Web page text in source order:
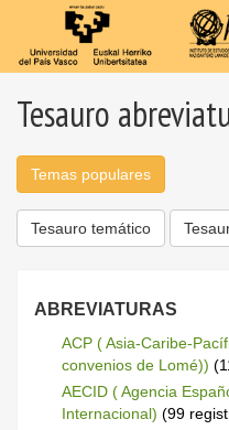
Tesauro
Temas populares
Tesauro temático
ABREVIATURAS
ACP ( Asia-Caribe-
convenios de Lomé))
AECID ( Agencia
Internacional) (99